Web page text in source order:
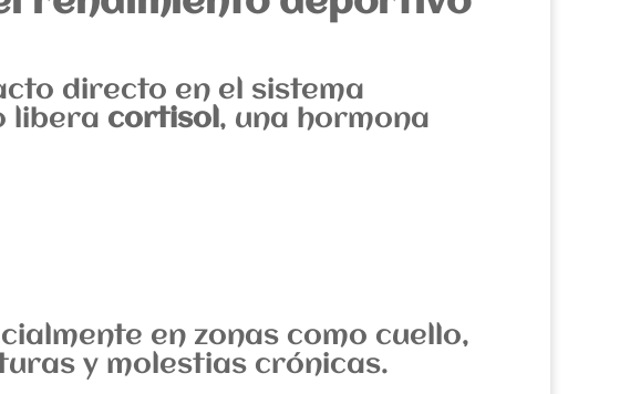
directo en el sistema
libera cortisol, una hormona
en zonas como cuello,
y molestias crónicas.